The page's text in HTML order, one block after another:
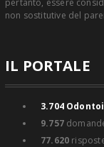
pertanto, essere
non sostitutive del
IL PORTALE
3.704
9.757
77.620